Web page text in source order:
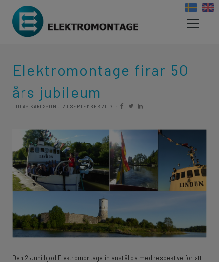
Elektromontage firar 50
års jubileum
LUCAS KARLSSON 20 SEPTEMBER 2017
Den 2 Juni bjöd Elektromontage in anställda med respektive för att